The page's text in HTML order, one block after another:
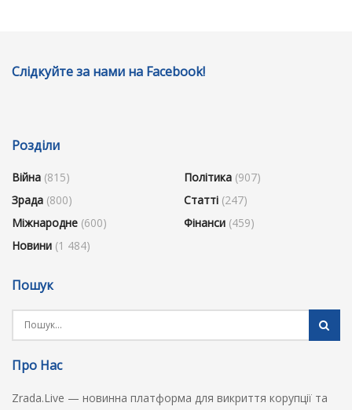
Слідкуйте за нами на Facebook!
Розділи
Війна (815)
Зрада (800)
Міжнародне (600)
Новини (1 484)
Політика (907)
Статті (247)
Фінанси (459)
Пошук
Про Нас
Zrada.Live — новинна платформа для викриття корупції та